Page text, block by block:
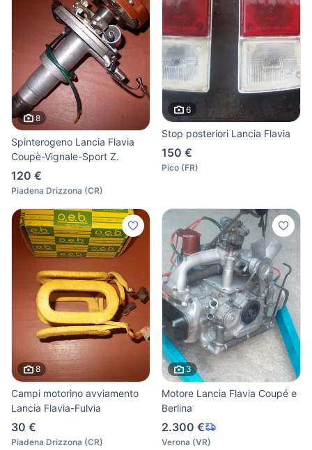
8
Spinterogeno Lancia Flavia
Coupè-Vignale-Sport Z.
120 €
Piadena Drizzona (CR)
6
Stop posteriori Lancia Flavia
150 €
Pico (FR)
8
Campi motorino avviamento
Lancia Flavia-Fulvia
30 €
Piadena Drizzona (CR)
3
Motore Lancia Flavia Coupé e
Berlina
2.300 €
Verona (VR)